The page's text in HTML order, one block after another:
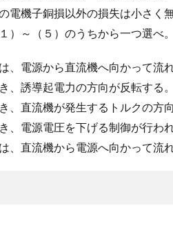
電機子銅損以外の損失は小さ
）～（５）のうちから一つ選べ。
、電源から直流機へ向かって流れ
、誘導起電力の方向が反転する。
、直流機が発生するトルクの方
、電源電圧を下げる制御が行われ
、直流機から電源へ向かって流れ